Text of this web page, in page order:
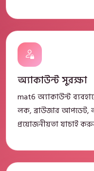
অ্যাকাউন্ট সুরক্ষা
mat6 অ্যাকাউন্ট
লক, ব্রাউজার আপডেট,
প্রয়োজনীয়তা যাচাই